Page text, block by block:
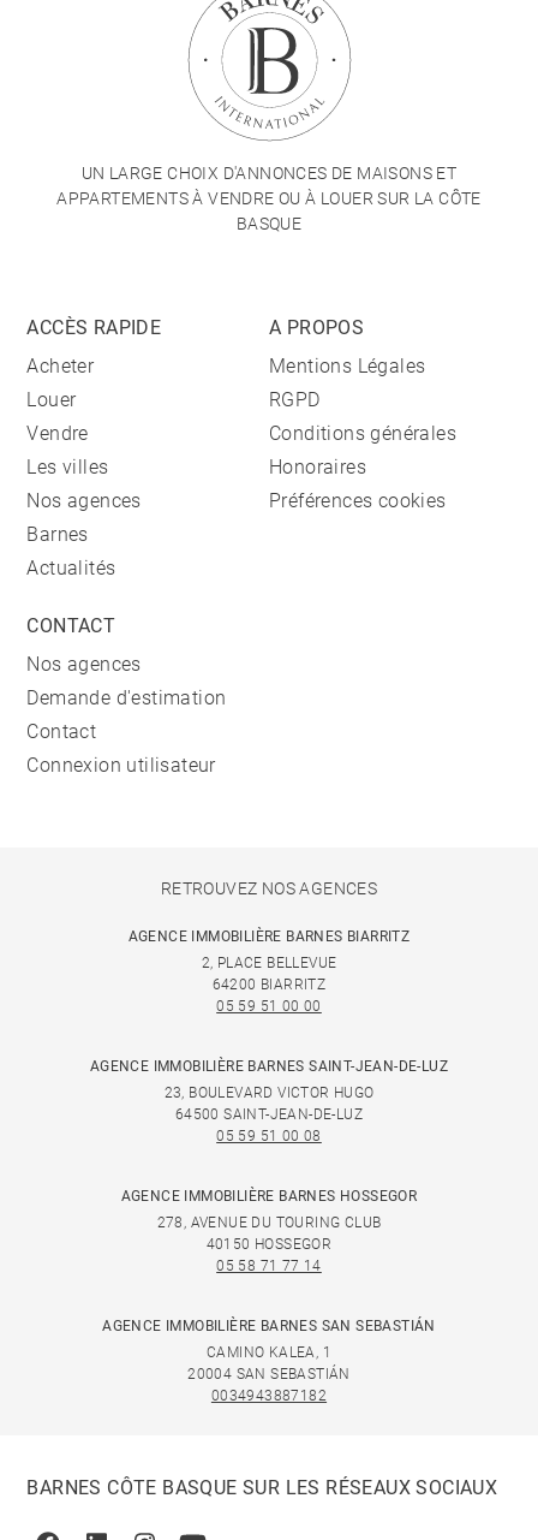
UN LARGE CHOIX D'ANNONCES DE MAISONS ET
APPARTEMENTS À VENDRE OU À LOUER SUR LA CÔTE
BASQUE
ACCÈS RAPIDE
Acheter
Louer
Vendre
Les villes
Nos agences
Barnes
Actualités
A PROPOS
Mentions Légales
RGPD
Conditions générales
Honoraires
Préférences cookies
CONTACT
Nos agences
Demande d'estimation
Contact
Connexion utilisateur
RETROUVEZ NOS AGENCES
AGENCE IMMOBILIÈRE BARNES BIARRITZ
2, PLACE BELLEVUE
64200 BIARRITZ
05 59 51 00 00
AGENCE IMMOBILIÈRE BARNES SAINT-JEAN-DE-LUZ
23, BOULEVARD VICTOR HUGO
64500 SAINT-JEAN-DE-LUZ
05 59 51 00 08
AGENCE IMMOBILIÈRE BARNES HOSSEGOR
278, AVENUE DU TOURING CLUB
40150 HOSSEGOR
05 58 71 77 14
AGENCE IMMOBILIÈRE BARNES SAN SEBASTIÁN
CAMINO KALEA, 1
20004 SAN SEBASTIÁN
0034943887182
BARNES CÔTE BASQUE SUR LES RÉSEAUX SOCIAUX